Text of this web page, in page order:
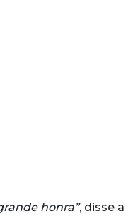
honra”, disse a